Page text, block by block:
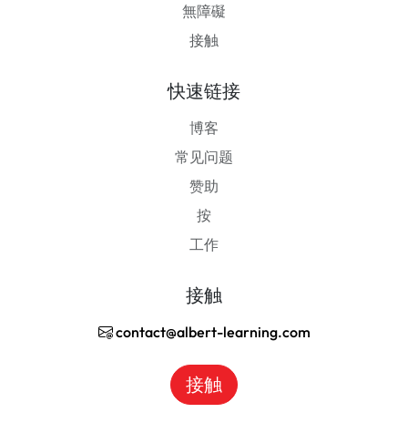
無障礙
接触
快速链接
博客
常见问题
赞助
按
工作
接触
contact@albert-learning.com
接触